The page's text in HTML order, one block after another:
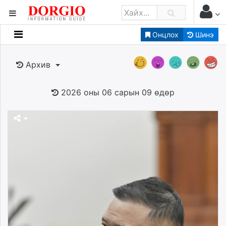
Онцлох Шинэ
Мэдээллийн
Банк санхүү
Нийслэлийн
zindaa.mn
Baabar.mn
tovch.mn
Архив
2026 оны 06 сарын 09 өдөр